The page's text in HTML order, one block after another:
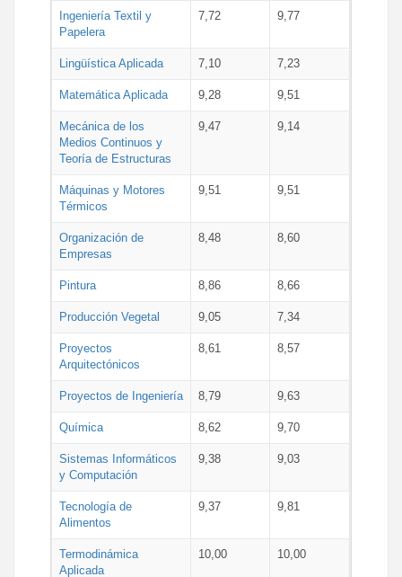
Ingeniería Textil y
Papelera
7,72 9,77
Lingüística Aplicada 7,10 7,23
Matemática Aplicada 9,28 9,51
Mecánica de los
Medios Continuos y
Teoría de Estructuras
9,47 9,14
Máquinas y Motores
Térmicos
9,51 9,51
Organización de
Empresas
8,48 8,60
Pintura 8,86 8,66
Producción Vegetal 9,05 7,34
Proyectos
Arquitectónicos
8,61 8,57
Proyectos de Ingeniería 8,79 9,63
Química 8,62 9,70
Sistemas Informáticos
y Computación
9,38 9,03
Tecnología de
Alimentos
9,37 9,81
Termodinámica
Aplicada
10,00 10,00